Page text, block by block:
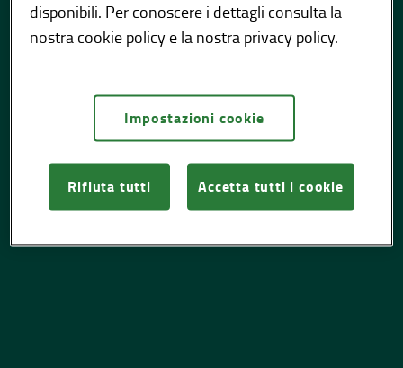
non disponibile.
TORNA ALLA
HOME
disponibili. Per conoscere i dettagli consulta la
nostra cookie policy e la nostra privacy policy.
Impostazioni cookie
Rifiuta tutti Accetta tutti i cookie